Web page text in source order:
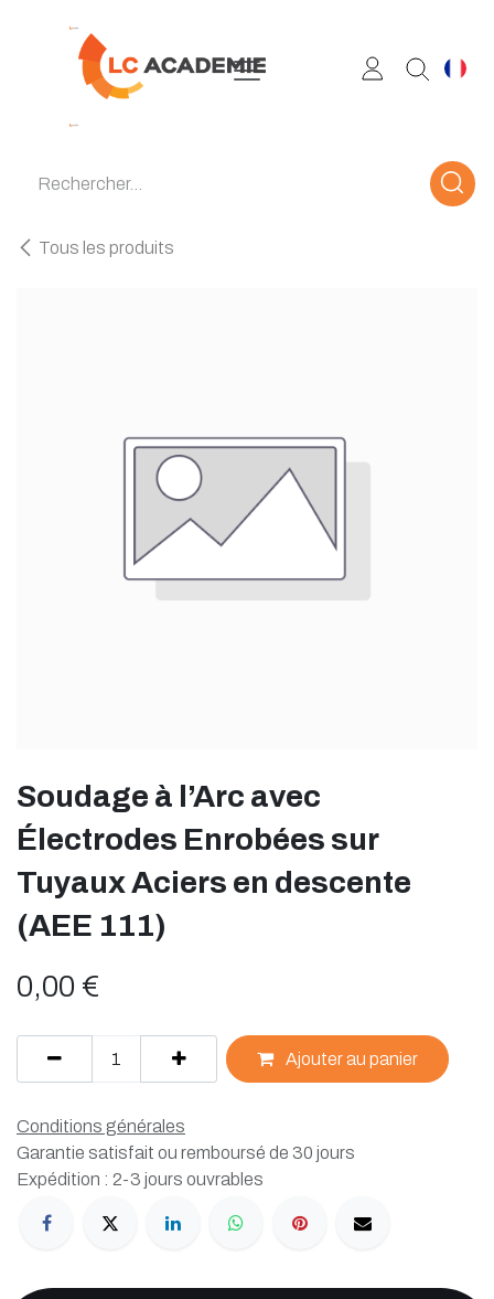
Tous les produits
Soudage à l’Arc avec
Électrodes Enrobées sur
Tuyaux Aciers en descente
(AEE 111)
0,00 €
Ajouter au panier
Conditions générales
Garantie satisfait ou remboursé de 30 jours
Expédition : 2-3 jours ouvrables